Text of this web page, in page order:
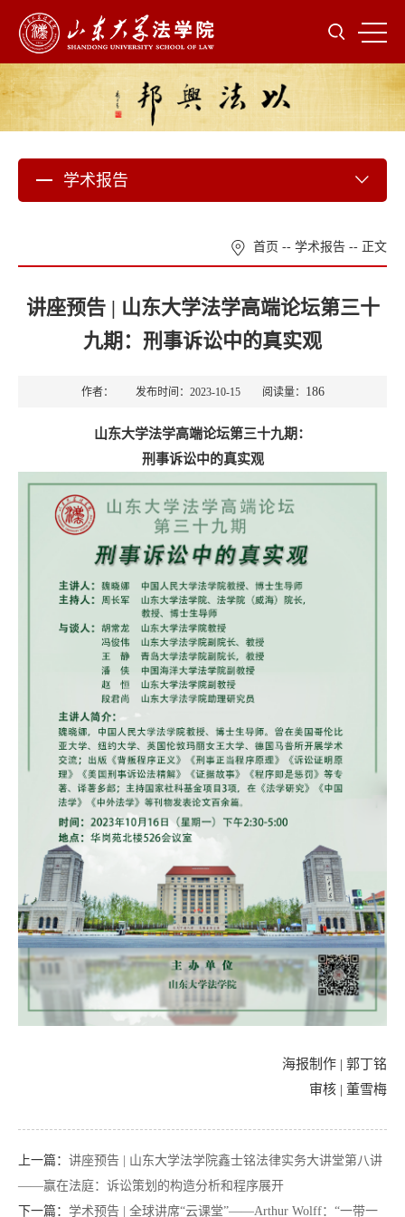
学术报告
首页 -- 学术报告 -- 正文
讲座预告 | 山东大学法学高端论坛第三十
九期：刑事诉讼中的真实观
作者： 发布时间：2023-10-15 阅读量： 186
山东大学法学高端论坛第三十九期：
刑事诉讼中的真实观
海报制作 | 郭丁铭
审核 | 董雪梅
上一篇： 讲座预告 | 山东大学法学院鑫士铭法律实务大讲堂第八讲
——赢在法庭：诉讼策划的构造分析和程序展开
下一篇： 学术预告 | 全球讲席“云课堂”——Arthur Wolff：“一带一